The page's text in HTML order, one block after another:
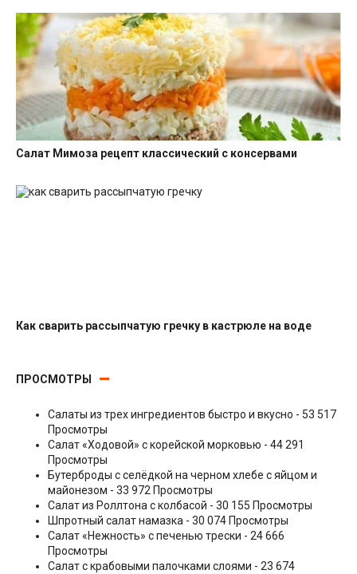
Салат Мимоза рецепт классический с консервами
Как сварить рассыпчатую гречку в кастрюле на воде
ПРОСМОТРЫ
Салаты из трех ингредиентов быстро и вкусно - 53 517
Просмотры
Салат «Ходовой» с корейской морковью - 44 291
Просмотры
Бутерброды с селёдкой на черном хлебе с яйцом и
майонезом - 33 972 Просмотры
Салат из Роллтона с колбасой - 30 155 Просмотры
Шпротный салат намазка - 30 074 Просмотры
Салат «Нежность» с печенью трески - 24 666
Просмотры
Салат с крабовыми палочками слоями - 23 674